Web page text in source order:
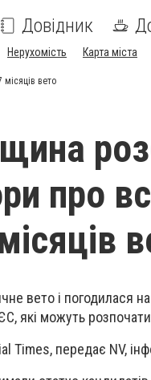
Довідник
Нерухомість Карта міста
вето
про
вето і погодилася
які можуть
Times, передає NV,